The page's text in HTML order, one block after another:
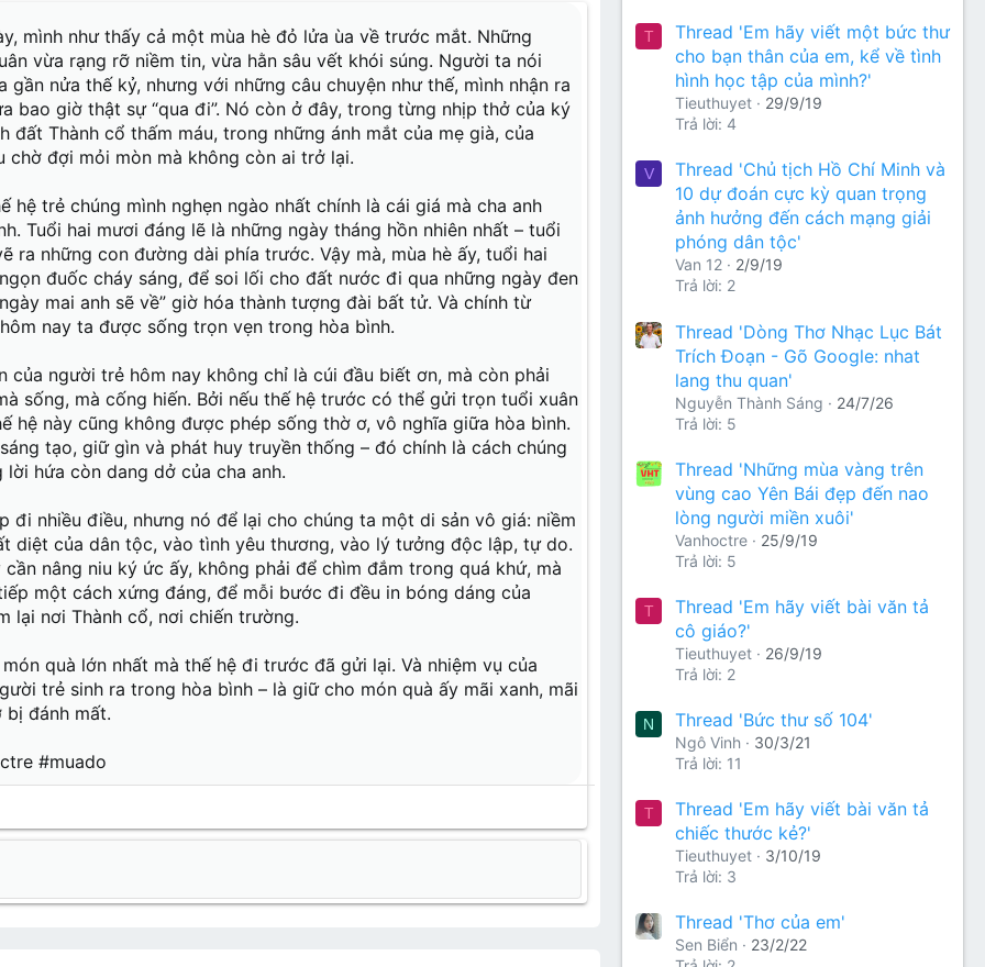
đã trọn vẹn niềm vui thống nhất, hòa bình. Thế mà giờ đây... Có
ly như mối tình vừa chớm nở đã vội lụy tàn của Cường và Hồng; như
lý tưởng nơi Xuân Dục, Đoài Đông...
chung!
quen.
khói
bình anh sẽ về”, “mẹ ơi, hãy đợi con trở lại…” Thế nhưng, chiến tranh
lời hứa ấy? Có những lời hẹn vĩnh viễn hóa thành gió bụi, bỏ lại
mỏi mắt, những trái tim rỉ máu, đau xót trong vô vọng
với niềm tin giản dị: hòa bình rồi sẽ đến, và họ sẽ trở về tiếp tục cuộc
người đã trở về trong di ảnh, trên tấm bia khắc tên giữa nghĩa trang
hữu từ những mất mát không sao đong đếm. Là tiếng cười trẻ thơ
nhịp sống phố phường không còn nặng nề bởi tiếng bom rơi đạn nổ.
mạch ngầm ký ức vẫn chảy, là bao điều còn bỏ ngỏ: những lời hứa
giấc mơ tuổi trẻ vĩnh viễn bị chôn vùi trong làn mưa đạn.
mình như thấy cả một mùa hè đỏ lửa ùa về trước mắt. Những
vừa rạng rỡ niềm tin, vừa hằn sâu vết khói súng. Người ta nói
gần nửa thế kỷ, nhưng với những câu chuyện như thế, mình nhận ra
bao giờ thật sự “qua đi”. Nó còn ở đây, trong từng nhịp thở của ký
đất Thành cổ thấm máu, trong những ánh mắt của mẹ già, của
chờ đợi mỏi mòn mà không còn ai trở lại.
hệ trẻ chúng mình nghẹn ngào nhất chính là cái giá mà cha anh
Tuổi hai mươi đáng lẽ là những ngày tháng hồn nhiên nhất – tuổi
ra những con đường dài phía trước. Vậy mà, mùa hè ấy, tuổi hai
đuốc cháy sáng, để soi lối cho đất nước đi qua những ngày đen
mai anh sẽ về” giờ hóa thành tượng đài bất tử. Và chính từ
nay ta được sống trọn vẹn trong hòa bình.
của người trẻ hôm nay không chỉ là cúi đầu biết ơn, mà còn phải
sống, mà cống hiến. Bởi nếu thế hệ trước có thể gửi trọn tuổi xuân
hệ này cũng không được phép sống thờ ơ, vô nghĩa giữa hòa bình.
tạo, giữ gìn và phát huy truyền thống – đó chính là cách chúng
hứa còn dang dở của cha anh.
đi nhiều điều, nhưng nó để lại cho chúng ta một di sản vô giá: niềm
diệt của dân tộc, vào tình yêu thương, vào lý tưởng độc lập, tự do.
cần nâng niu ký ức ấy, không phải để chìm đắm trong quá khứ, mà
một cách xứng đáng, để mỗi bước đi đều in bóng dáng của
lại nơi Thành cổ, nơi chiến trường.
quà lớn nhất mà thế hệ đi trước đã gửi lại. Và nhiệm vụ của
trẻ sinh ra trong hòa bình – là giữ cho món quà ấy mãi xanh, mãi
đánh mất.
#muado
T
Thread 'Em hãy viết một bức thư
cho bạn thân của em, kể về tình
hình học tập của mình?'
Tieuthuyet
29/9/19
Trả lời: 4
V
Thread 'Chủ tịch Hồ Chí Minh và
10 dự đoán cực kỳ quan trọng
ảnh hưởng đến cách mạng giải
phóng dân tộc'
Van 12
2/9/19
Trả lời: 2
Thread 'Dòng Thơ Nhạc Lục Bát
Trích Đoạn - Gõ Google: nhat
lang thu quan'
Nguyễn Thành Sáng
24/7/26
Trả lời: 5
Thread 'Những mùa vàng trên
vùng cao Yên Bái đẹp đến nao
lòng người miền xuôi'
Vanhoctre
25/9/19
Trả lời: 5
T
Thread 'Em hãy viết bài văn tả
cô giáo?'
Tieuthuyet
26/9/19
Trả lời: 2
N Thread 'Bức thư số 104'
Ngô Vinh
30/3/21
Trả lời: 11
T
Thread 'Em hãy viết bài văn tả
chiếc thước kẻ?'
Tieuthuyet
3/10/19
Trả lời: 3
Thread 'Thơ của em'
Sen Biển
23/2/22